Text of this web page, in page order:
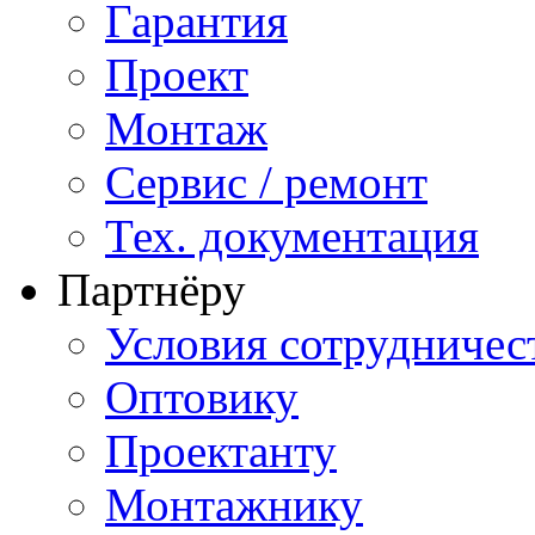
Гарантия
Проект
Монтаж
Сервис / ремонт
Тех. документация
Партнёру
Условия
Оптовику
Проектанту
Монтажнику